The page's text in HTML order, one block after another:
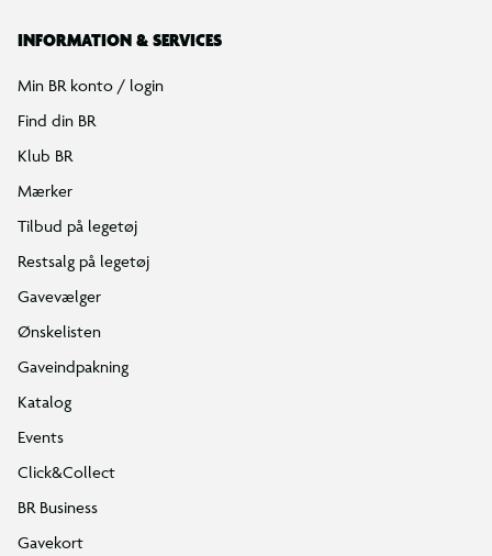
INFORMATION & SERVICES
Min BR konto / login
Find din BR
Klub BR
Mærker
Tilbud på legetøj
Restsalg på legetøj
Gavevælger
Ønskelisten
Gaveindpakning
Katalog
Events
Click&Collect
BR Business
Gavekort